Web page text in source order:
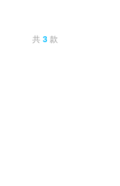
共 3 款